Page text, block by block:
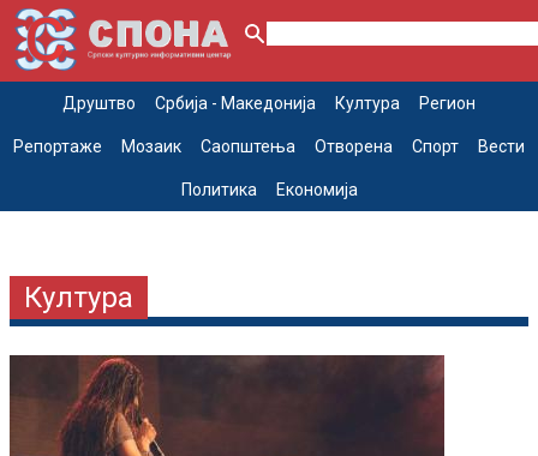
Друштво Србија - Македонија Култура Регион
Репортаже Мозаик Саопштења Отворена Спорт Вести
Политика Економија
Култура